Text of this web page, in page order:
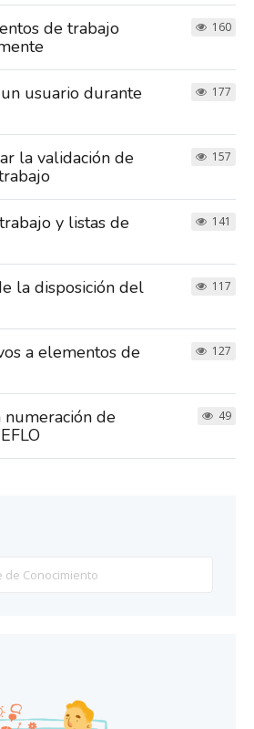
de trabajo
160
usuario durante
177
la validación de
157
y listas de
141
la disposición del
117
a elementos de
127
de
49